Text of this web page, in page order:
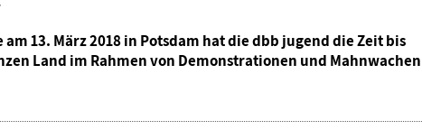
13. März 2018 in Potsdam hat die dbb jugend die Zeit bis
Land im Rahmen von Demonstrationen und Mahnwachen